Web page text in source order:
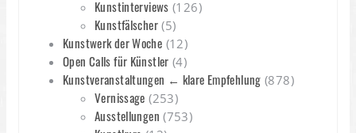
Kunstinterviews (126)
Kunstfälscher(5)
Kunstwerk der Woche (12)
Open Calls für Künstler (4)
Kunstveranstaltungen ← klare Empfehlung (878)
Vernissage (253)
Ausstellungen (753)